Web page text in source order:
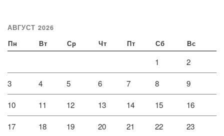
АВГУСТ 2026
Пн Вт Ср Чт Пт Сб Вс
1 2
3 4 5 6 7 8 9
10 11 12 13 14 15 16
17 18 19 20 21 22 23